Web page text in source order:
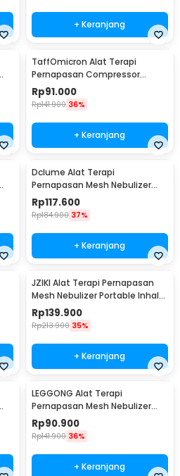
+ Keranjang
TaffOmicron Alat Terapi
Pernapasan Compressor
Nebulizer Inhaler - JSL-W310
Rp91.000
Rp141.900 36%
+ Keranjang
Dclume Alat Terapi
Pernapasan Mesh Nebulizer
Inhaler Atomizer - YM213
Rp117.600
Rp184.900 37%
+ Keranjang
JZIKI Alat Terapi Pernapasan
Mesh Nebulizer Portable Inhaler
Atomizer - ZK-Q3
Rp139.900
Rp213.900 35%
+ Keranjang
LEGGONG Alat Terapi
Pernapasan Mesh Nebulizer
Portable Inhaler Rechargeable
- HSK-W005
Rp90.900
Rp141.900 36%
+ Keranjang